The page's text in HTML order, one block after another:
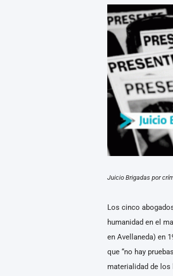
Juicio Brigadas por
Los cinco
humanidad en el
en Avellaneda) en
que “no hay
materialidad de